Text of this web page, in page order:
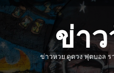
Skip
ข่า
ข่าวหวย ดูดวง ฟุตบอล